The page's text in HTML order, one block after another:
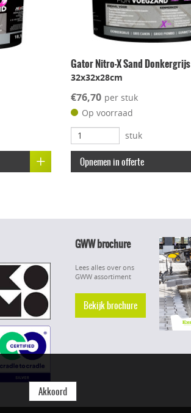
Gator Nitro-X Sand Donkergrijs
32x32x28cm
€76,70 per stuk
Op voorraad
stuk
Opnemen in offerte
GWW brochure
Lees alles over ons
GWW assortiment
Bekijk brochure
Akkoord